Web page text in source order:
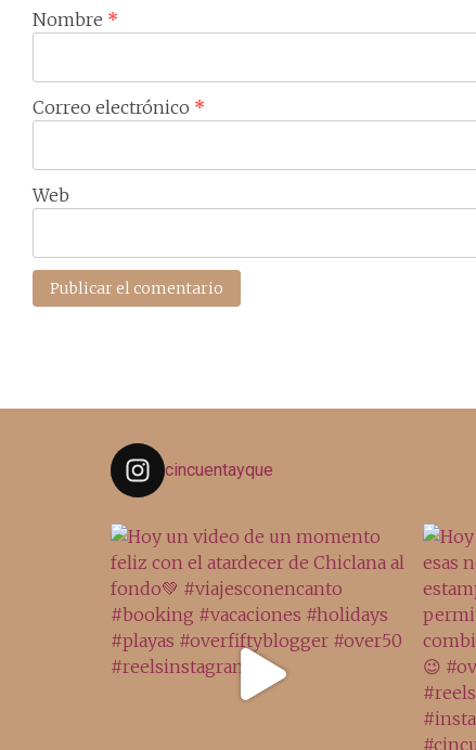
Nombre *
Correo electrónico *
Web
cincuentayque